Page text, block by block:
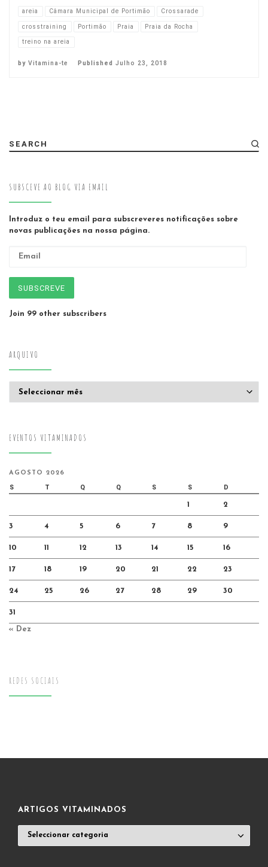
areia Câmara Municipal de Portimão
Crossarade
crosstraining
Portimão Praia
Praia da Rocha
treino na areia
by Vitamina-te Published Julho 23, 2018
SEARCH
SUBSCEVE AO BLOG VIA EMAIL
Introduz o teu email para subscreveres notificações sobre
novas publicações na nossa página.
SUBSCREVE
Join 99 other subscribers
ARQUIVO
EVENTOS VITAMINADOS
AGOSTO 2026
S T Q Q S S D
1 2
3 4 5 6 7 8 9
10 11 12 13 14 15 16
17 18 19 20 21 22 23
24 25 26 27 28 29 30
31
« Dez
REDES SOCIAIS
ARTIGOS VITAMINADOS
VITAMINADOS